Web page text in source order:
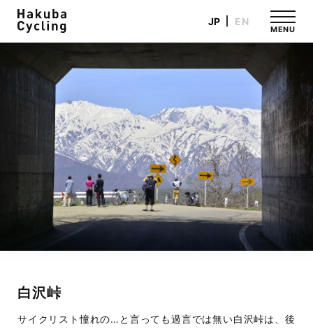
EN
JP
MENU
白沢峠
サイクリスト憧れの…と言っても過言では無い白沢峠は、後